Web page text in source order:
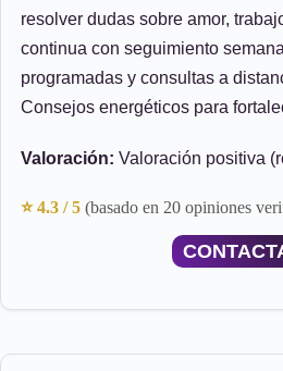
resolver dudas sobre amor,
continua con seguimiento
programadas y consultas a
Consejos energéticos para
Valoración: Valoración positiva
⭐ 4.3 / 5 (basado en 20 opiniones